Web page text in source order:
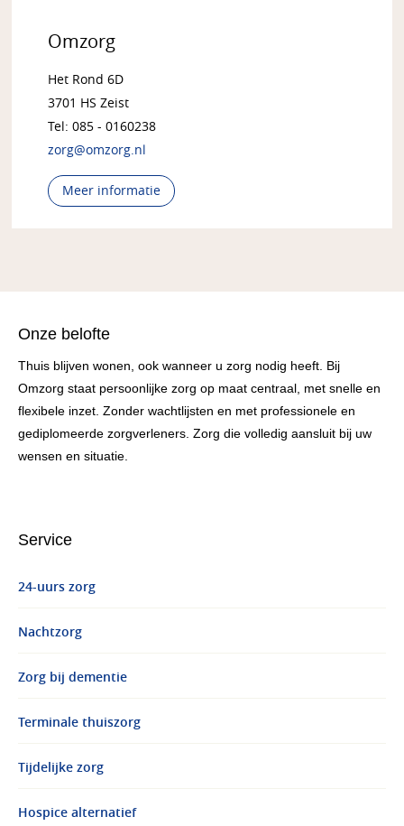
Omzorg
Het Rond 6D
3701 HS Zeist
Tel: 085 - 0160238
zorg@omzorg.nl
Meer informatie
Onze belofte
Thuis blijven wonen, ook wanneer u zorg nodig heeft. Bij
Omzorg staat persoonlijke zorg op maat centraal, met snelle en
flexibele inzet. Zonder wachtlijsten en met professionele en
gediplomeerde zorgverleners. Zorg die volledig aansluit bij uw
wensen en situatie.
Service
24-uurs zorg
Nachtzorg
Zorg bij dementie
Terminale thuiszorg
Tijdelijke zorg
Hospice alternatief